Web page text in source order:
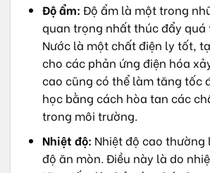
Độ ẩm: Độ ẩm là một trong
quan trọng nhất thúc đẩy quá
Nước là một chất điện ly tốt,
cho các phản ứng điện hóa
cao cũng có thể làm tăng tốc
học bằng cách hòa tan các
trong môi trường.
Nhiệt độ: Nhiệt độ cao
độ ăn mòn. Điều này là do